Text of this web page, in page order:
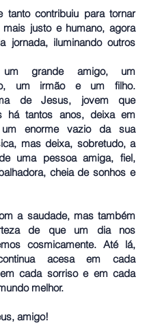
tanto contribuiu para tornar
justo e humano, agora
jornada, iluminando outros
um grande amigo, um
um irmão e um filho.
de Jesus, jovem que
há tantos anos, deixa em
enorme vazio da sua
mas deixa, sobretudo, a
uma pessoa amiga, fiel,
cheia de sonhos e
a saudade, mas também
de que um dia nos
cosmicamente. Até lá,
acesa em cada
cada sorriso e em cada
melhor.
amigo!